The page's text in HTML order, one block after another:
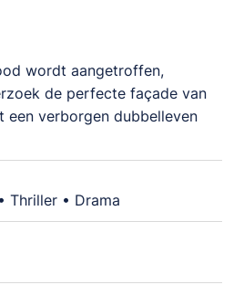
wordt aangetroffen,
de perfecte façade van
een verborgen dubbelleven
Thriller • Drama